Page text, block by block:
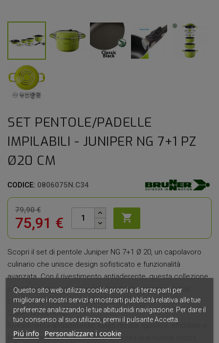
SET PENTOLE/PADELLE
IMPILABILI - JUNIPER NG 7+1 PZ
Ø20 CM
CODICE: 0806075N.C34
79,90 €
75,91 € 
Scopri il set di pentole Juniper NG 7+1 Ø 20, un capolavoro
culinario che unisce design sofisticato e funzionalità
avanzata. Con il rivestimento antiaderente, questa collezione
offre prestazioni eccezionali che trasformeranno la tua
cucina in uno spazio di creatività senza limiti.
CARATTERISTICHE:
Rivestimento antiaderente: lunga durata, igienico, affidabile e
facile da lavare, il rivestimento assicura una cucina senza
Questo sito web utilizza cookie propri e di terze parti per
migliorare i nostri servizi e mostrarti pubblicità relativa alle tue
preferenze analizzando le tue abitudinidi navigazione. Per dare il
tuo consenso al suo utilizzo, premi il pulsante Accetta.
Piú info Personalizzare i cookie